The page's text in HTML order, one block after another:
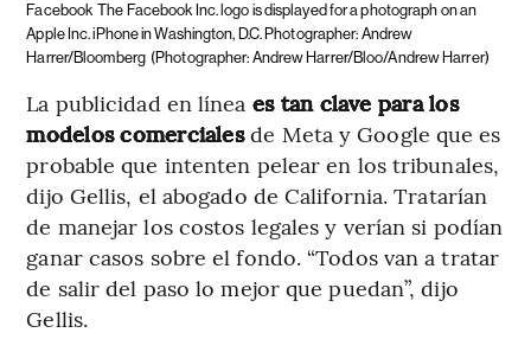
Facebook The Facebook Inc. logo is displayed for a photograph on an
Apple Inc. iPhone in Washington, D.C. Photographer: Andrew
Harrer/Bloomberg (Photographer: Andrew Harrer/Bloo/Andrew Harrer)
La publicidad en línea es tan clave para los
modelos comercialesde Meta y Google que es
probable que intenten pelear en los tribunales,
dijo Gellis, el abogado de California. Tratarían
de manejar los costos legales y verían si podían
ganar casos sobre el fondo. “Todos van a tratar
de salir del paso lo mejor que puedan”, dijo
Gellis.